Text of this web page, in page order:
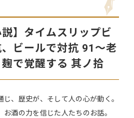
説】タイムスリップビ
ビールで対抗 91～老
で覚醒する 其ノ拾
じ、歴史が、そして人の心が動く。
酒の力を信じた人たちのお話。